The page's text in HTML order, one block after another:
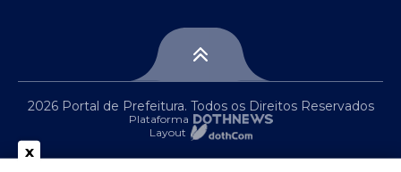
2026 Portal de Prefeitura. Todos os Direitos Reservados
Plataforma
Layout
x